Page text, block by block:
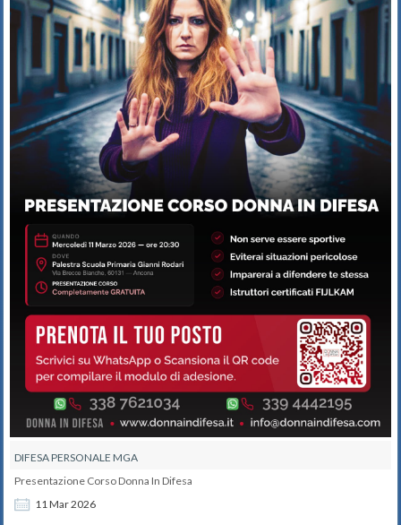
DIFESA PERSONALE MGA
11 Mar2026
Presentazione Corso Donna In Difesa